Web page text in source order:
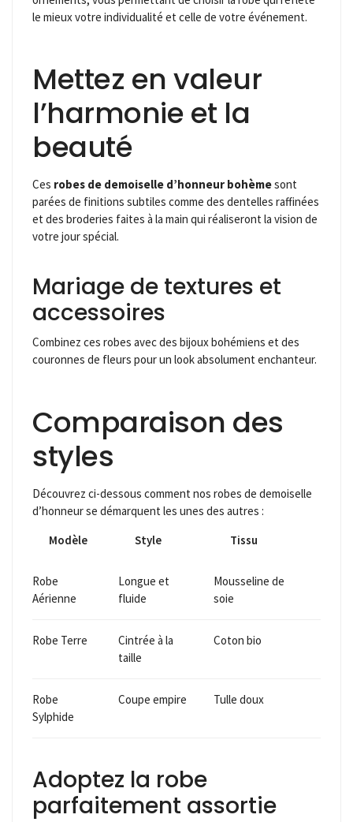
le mieux votre individualité et celle de votre événement.
Mettez en valeur
l’harmonie et la
beauté
Ces robes de demoiselle d’honneur bohèmesont
parées de finitions subtiles comme des dentelles raffinées
et des broderies faites à la main qui réaliseront la vision de
votre jour spécial.
Mariage de textures et
accessoires
Combinez ces robes avec des bijoux bohémiens et des
couronnes de fleurs pour un look absolument enchanteur.
Comparaison des
styles
Découvrez ci-dessous comment nos robes de demoiselle
d’honneur se démarquent les unes des autres :
Modèle
Style Tissu
Robe
Aérienne
Longue et
fluide
Mousseline de
soie
Robe Terre
Cintrée à la
taille
Coton bio
Robe
Sylphide
Coupe empire Tulle doux
Adoptez la robe
parfaitement assortie